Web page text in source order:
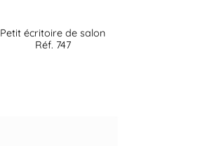
Petit écritoire de salon
Réf. 747